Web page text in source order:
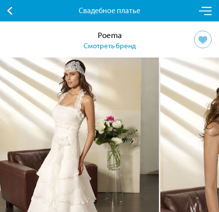
Свадебное платье
Poema
Смотреть бренд